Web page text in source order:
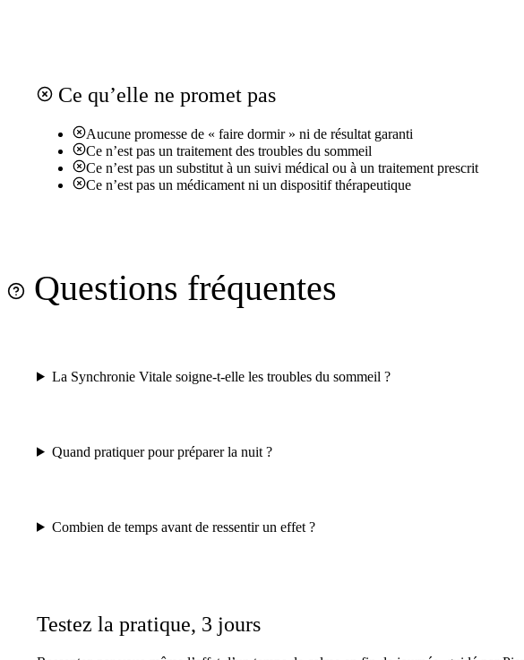
Ce qu’elle ne promet pas
Aucune promesse de « faire dormir » ni de résultat garanti
Ce n’est pas un traitement des troubles du sommeil
Ce n’est pas un substitut à un suivi médical ou à un traitement prescrit
Ce n’est pas un médicament ni un dispositif thérapeutique
Questions fréquentes
La Synchronie Vitale soigne-t-elle les troubles du sommeil ?
Quand pratiquer pour préparer la nuit ?
Combien de temps avant de ressentir un effet ?
Testez la pratique, 3 jours